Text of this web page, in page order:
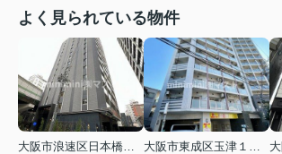
よく見られている物件